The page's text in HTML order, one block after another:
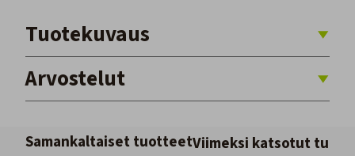
Tuotekuvaus
Arvostelut
Samankaltaiset tuotteetViimeksi katsotut